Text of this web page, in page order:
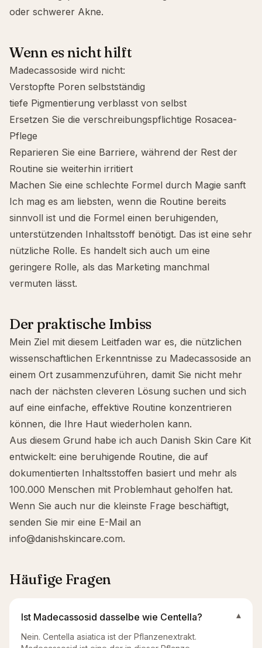
oder schwerer Akne.
Wenn es nicht hilft
Madecassoside wird nicht:
Verstopfte Poren selbstständig
tiefe Pigmentierung verblasst von selbst
Ersetzen Sie die verschreibungspflichtige Rosacea-
Pflege
Reparieren Sie eine Barriere, während der Rest der
Routine sie weiterhin irritiert
Machen Sie eine schlechte Formel durch Magie sanft
Ich mag es am liebsten, wenn die Routine bereits
sinnvoll ist und die Formel einen beruhigenden,
unterstützenden Inhaltsstoff benötigt. Das ist eine sehr
nützliche Rolle. Es handelt sich auch um eine
geringere Rolle, als das Marketing manchmal
vermuten lässt.
Der praktische Imbiss
Mein Ziel mit diesem Leitfaden war es, die nützlichen
wissenschaftlichen Erkenntnisse zu Madecassoside an
einem Ort zusammenzuführen, damit Sie nicht mehr
nach der nächsten cleveren Lösung suchen und sich
auf eine einfache, effektive Routine konzentrieren
können, die Ihre Haut wiederholen kann.
Aus diesem Grund habe ich auch Danish Skin Care Kit
entwickelt: eine beruhigende Routine, die auf
dokumentierten Inhaltsstoffen basiert und mehr als
100.000 Menschen mit Problemhaut geholfen hat.
Wenn Sie auch nur die kleinste Frage beschäftigt,
senden Sie mir eine E-Mail an
info@danishskincare.com.
Häufige Fragen
Ist Madecassosid dasselbe wie Centella? ▾
Nein. Centella asiatica ist der Pflanzenextrakt.